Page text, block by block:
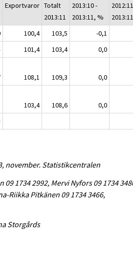
Exportvaror Totalt
2013:11
2013:10 -
2013:11, %
100,4 103,5
-0,1
101,4 103,4
0,0
108,1 109,3
0,0
103,4 108,6
0,0
november. Statistikcentralen
1734 2992, Mervi Nyfors 09 1734
Riikka Pitkänen 09 1734 3466,
Storgårds